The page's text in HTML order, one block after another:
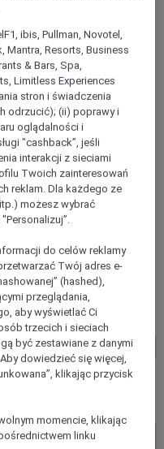
zarezerwuj
jednej z
view available hotels and
ibis, Pullman, Novotel,
Mantra, Resorts, Business
& Bars, Spa,
Limitless Experiences
stron i świadczenia
odrzucić); (ii) poprawy i
oglądalności i
"cashback”, jeśli
interakcji z sieciami
Twoich zainteresowań
reklam. Dla każdego ze
możesz wybrać
do celów reklamy
Twój adres e-
(hashed),
przeglądania,
aby wyświetlać Ci
trzecich i sieciach
być zestawiane z danymi
dowiedzieć się więcej,
klikając przycisk
momencie, klikając
linku